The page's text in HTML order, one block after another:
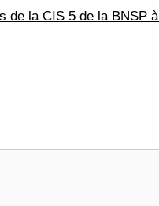
de la CIS 5 de la BNSP